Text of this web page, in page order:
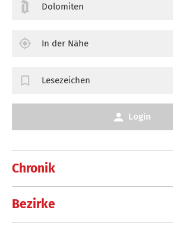
Chronik
Bezirke
Dolomiten
In der Nähe
Lesezeichen
Login